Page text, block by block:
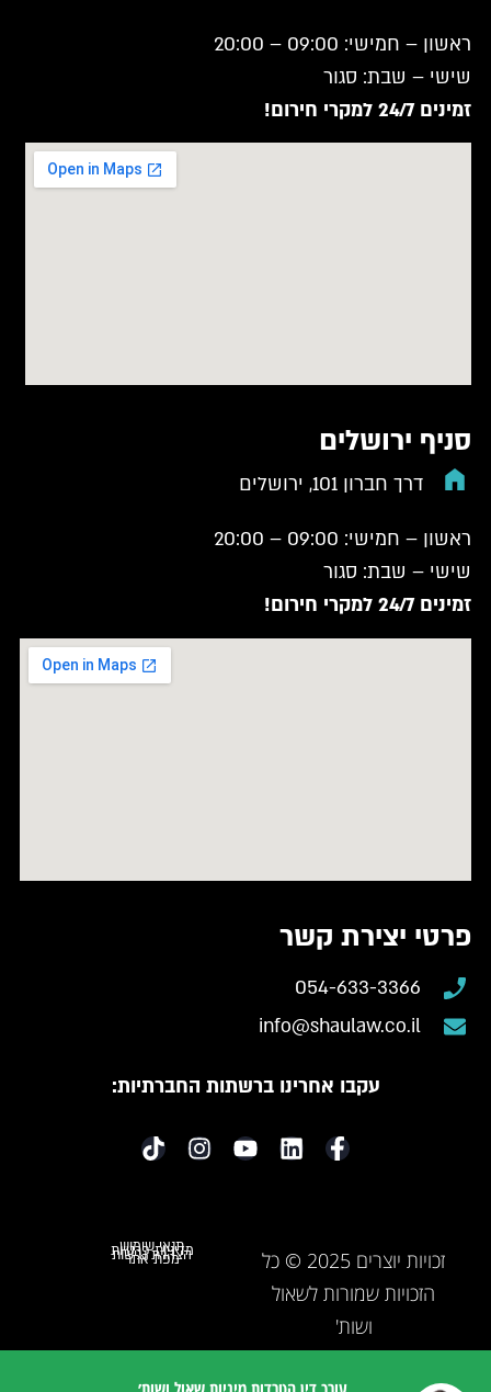
ראשון – חמישי: 09:00 – 20:00
שישי – שבת: סגור
זמינים 24/7 למקרי חירום!
סניף ירושלים
דרך חברון 101, ירושלים
ראשון – חמישי: 09:00 – 20:00
שישי – שבת: סגור
זמינים 24/7 למקרי חירום!
פרטי יצירת קשר
054-633-3366
info@shaulaw.co.il
עקבו אחרינו ברשתות החברתיות:
זכויות יוצרים 2025 © כל
הזכויות שמורות לשאול
ושות'
תנאי שימוש
מדיניות פרטיות
הצהרת נגישות
מפת אתר